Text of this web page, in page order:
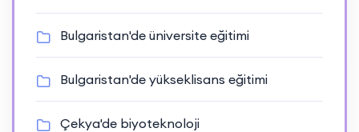
Bulgaristan'de üniversite eğitimi
Bulgaristan'de yükseklisans eğitimi
Çekya'de biyoteknoloji